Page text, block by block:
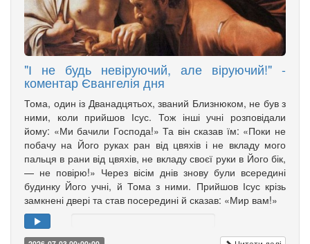
"І не будь невіруючий, але віруючий!" -
коментар Євангелія дня
Тома, один із Дванадцятьох, званий Близнюком, не був з
ними, коли прийшов Ісус. Тож інші учні розповідали
йому: «Ми бачили Господа!» Та він сказав їм: «Поки не
побачу на Його руках ран від цвяхів і не вкладу мого
пальця в рани від цвяхів, не вкладу своєї руки в Його бік,
— не повірю!» Через вісім днів знову були всередині
будинку Його учні, й Тома з ними. Прийшов Ісус крізь
замкнені двері та став посередині й сказав: «Мир вам!»